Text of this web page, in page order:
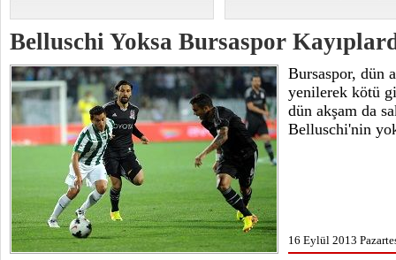
Belluschi Yoksa Bursaspor
Bursaspor, dün
yenilerek kötü
dün akşam da
Belluschi'nin
16 Eylül 2013